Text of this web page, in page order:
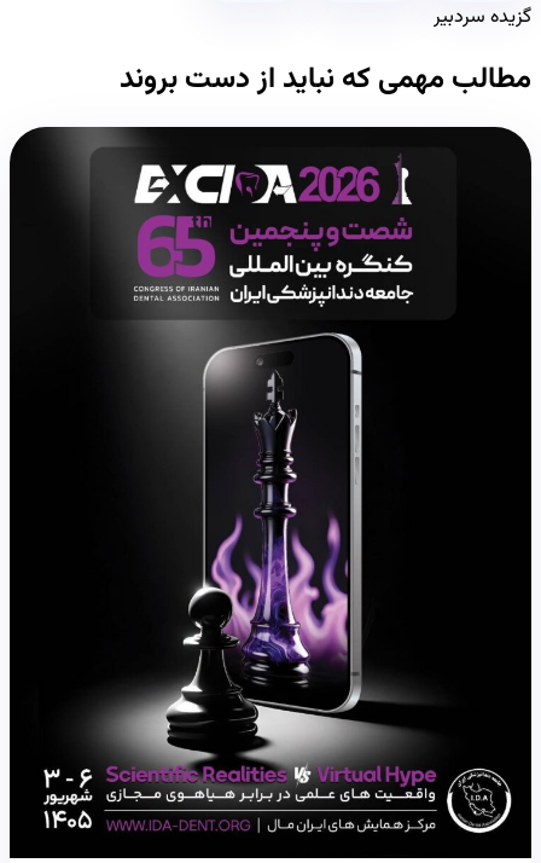
گزیده سردبیر
مطالب مهمی که نباید از دست بروند